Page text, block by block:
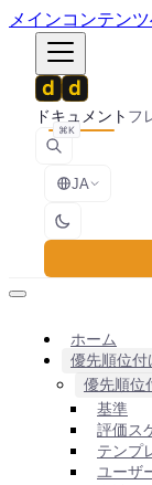
メインコンテン
ドキュメント フ
⌘K
JA
ホーム
優先順位付
優先順位
基準
評価ス
テンプ
ユーザ